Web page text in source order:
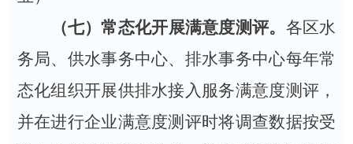
（七）常态化开展满意度测评。 各区水
务局、供水事务中心、排水事务中心每年常
态化组织开展供排水接入服务满意度测评，
并在进行企业满意度测评时将调查数据按受